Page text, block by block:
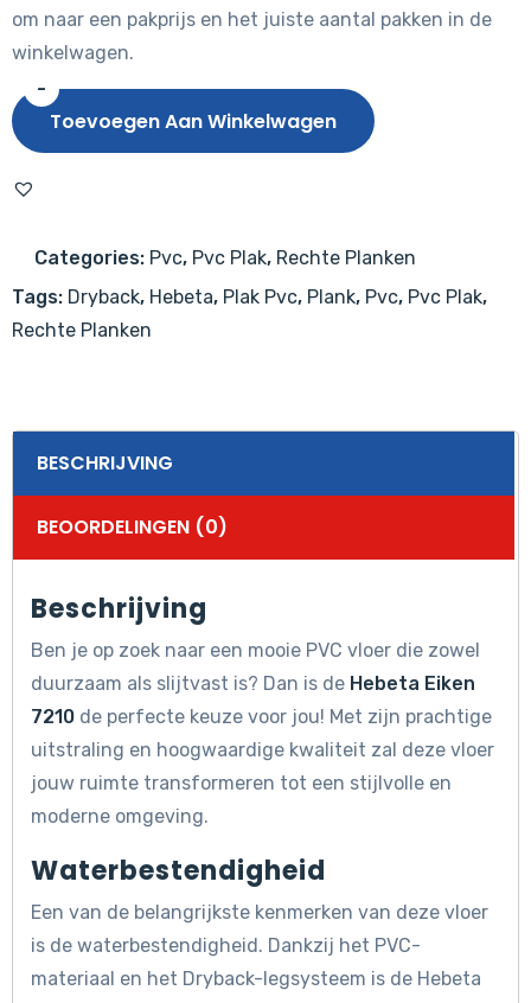
om naar een pakprijs en het juiste aantal pakken in de
winkelwagen.
-
Hebeta
Eiken
aantal
Toevoegen Aan Winkelwagen
Categories: Pvc, Pvc Plak, Rechte Planken
Tags: Dryback, Hebeta, Plak Pvc, Plank, Pvc, Pvc Plak,
Rechte Planken
BESCHRIJVING
BEOORDELINGEN (0)
Beschrijving
Ben je op zoek naar een mooie PVC vloer die zowel
duurzaam als slijtvast is? Dan is de Hebeta Eiken
7210 de perfecte keuze voor jou! Met zijn prachtige
uitstraling en hoogwaardige kwaliteit zal deze vloer
jouw ruimte transformeren tot een stijlvolle en
moderne omgeving.
Waterbestendigheid
Een van de belangrijkste kenmerken van deze vloer
is de waterbestendigheid. Dankzij het PVC-
materiaal en het Dryback-legsysteem is de Hebeta